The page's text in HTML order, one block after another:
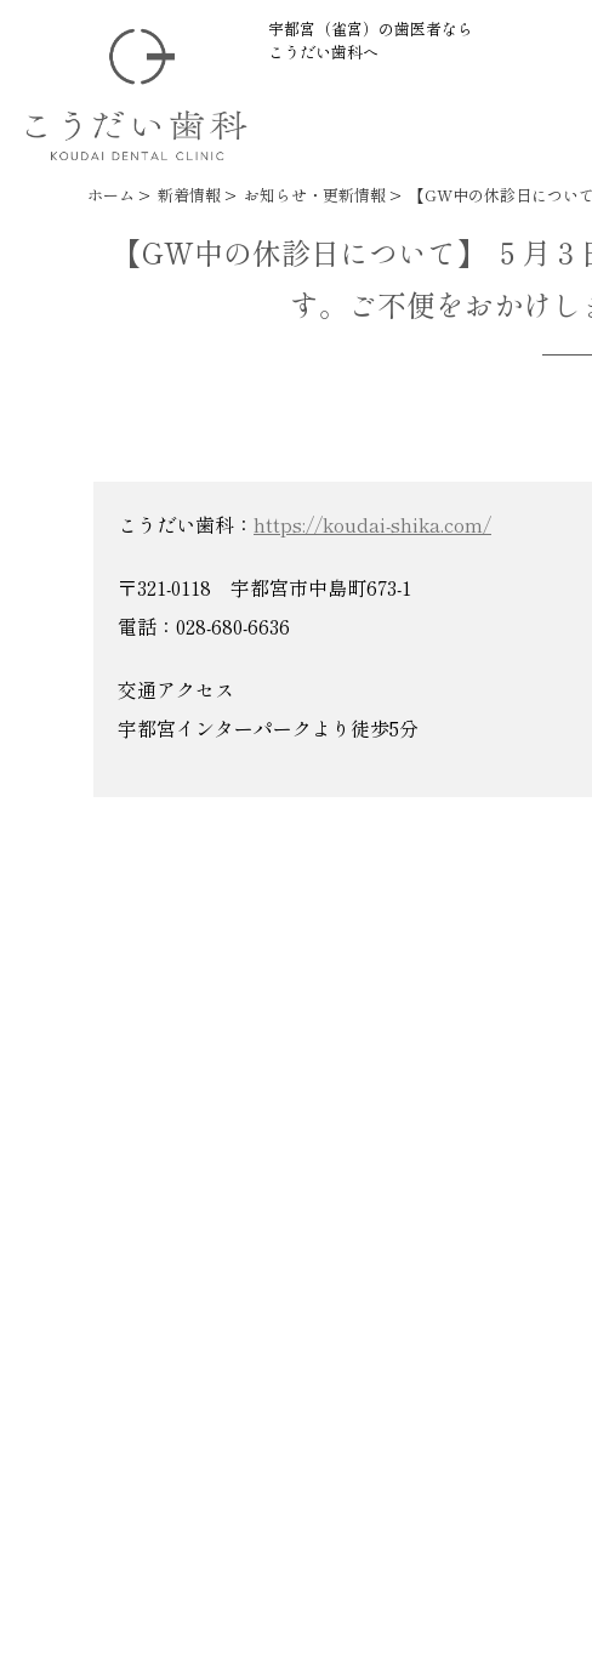
宇都宮（雀宮）の歯医者なら
こうだい歯科へ
ホーム > 新着情報 > お知らせ・更新情報 > 【GW中の休診日につい
【GW中の休診日について】 ５月
す。ご不便をおかけし
こうだい歯科： https://koudai-shika.com/
〒321-0118 宇都宮市中島町673-1
電話：028-680-6636
交通アクセス
宇都宮インターパークより徒歩5分